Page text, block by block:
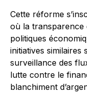
Cette réforme
où la transparence
politiques
initiatives
surveillance des
lutte contre le
blanchiment